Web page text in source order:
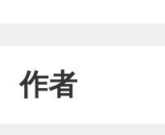
婚吧。”​​梁声终
作者